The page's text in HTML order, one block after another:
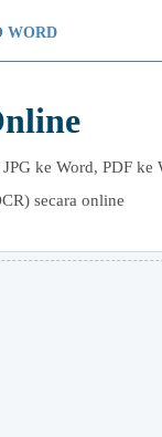
WORD
ke Word, PDF ke
secara online